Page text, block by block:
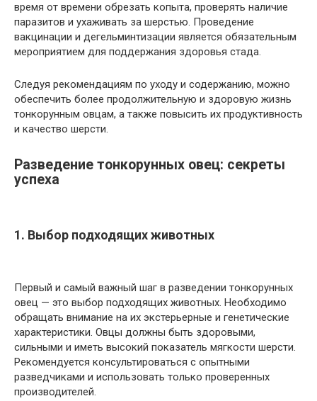
время от времени обрезать копыта, проверять наличие
паразитов и ухаживать за шерстью. Проведение
вакцинации и дегельминтизации является обязательным
мероприятием для поддержания здоровья стада.
Следуя рекомендациям по уходу и содержанию, можно
обеспечить более продолжительную и здоровую жизнь
тонкорунным овцам, а также повысить их продуктивность
и качество шерсти.
Разведение тонкорунных овец: секреты
успеха
1. Выбор подходящих животных
Первый и самый важный шаг в разведении тонкорунных
овец — это выбор подходящих животных. Необходимо
обращать внимание на их экстерьерные и генетические
характеристики. Овцы должны быть здоровыми,
сильными и иметь высокий показатель мягкости шерсти.
Рекомендуется консультироваться с опытными
разведчиками и использовать только проверенных
производителей.